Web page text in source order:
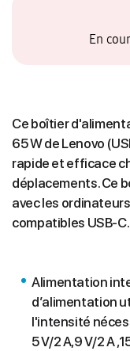
En
Ce boîtier
65 W de Lenovo
rapide et efficace
déplacements. Ce
avec les
compatibles USB-C.
Alimentation
d’alimentation
l'intensité
5 V/2 A,9 V/2 A